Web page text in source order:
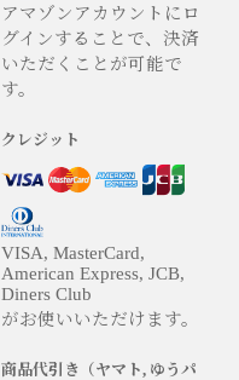
アマゾンアカウントにロ
グインすることで、決済
いただくことが可能で
す。
クレジット
VISA, MasterCard,
American Express, JCB,
Diners Club
がお使いいただけます。
商品代引き（ヤマト, ゆうパ